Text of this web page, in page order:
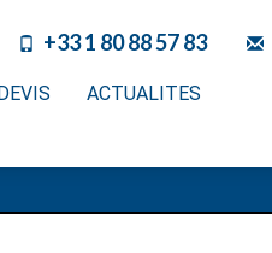
+33 1 80 88 57 83
ACTUALITES